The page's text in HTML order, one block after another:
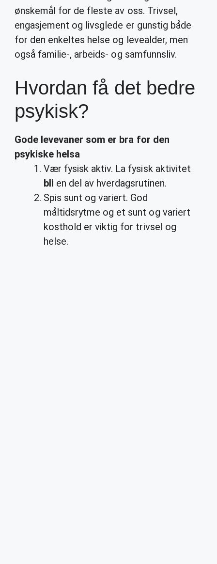
ønskemål for de fleste av oss. Trivsel,
engasjement og livsglede er gunstig både
for den enkeltes helse og levealder, men
også familie-, arbeids- og samfunnsliv.
Hvordan få det bedre
psykisk?
Gode levevaner som er bra for den
psykiske helsa
Vær fysisk aktiv. La fysisk aktivitet
bli en del av hverdagsrutinen.
Spis sunt og variert. God
måltidsrytme og et sunt og variert
kosthold er viktig for trivsel og
helse.